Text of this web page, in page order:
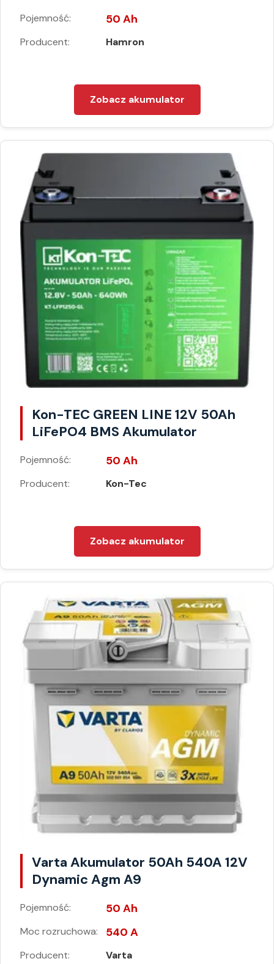
Pojemność: 50 Ah
Producent: Hamron
Zobacz akumulator
Kon-TEC GREEN LINE 12V 50Ah
LiFePO4 BMS Akumulator
Pojemność: 50 Ah
Producent: Kon-Tec
Zobacz akumulator
Varta Akumulator 50Ah 540A 12V
Dynamic Agm A9
Pojemność: 50 Ah
Moc rozruchowa: 540 A
Producent: Varta